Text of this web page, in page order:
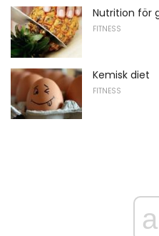
Nutrition för
FITNESS
Kemisk diet
FITNESS